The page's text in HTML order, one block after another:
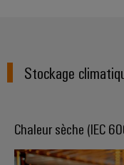
Stockage
Chaleur sèche (IEC